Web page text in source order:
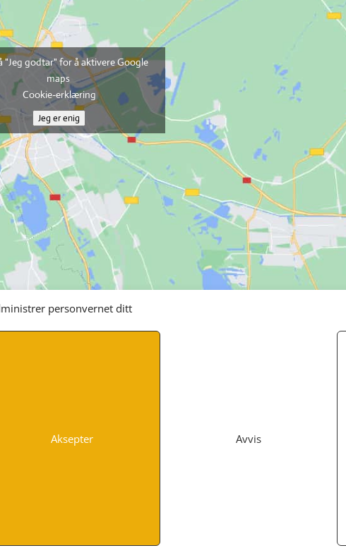
personvernet ditt
Aksepter Avvis
"Jeg godtar" for å aktivere Google
maps
Cookie-erklæring
Jeg er enig
INFORMASJON